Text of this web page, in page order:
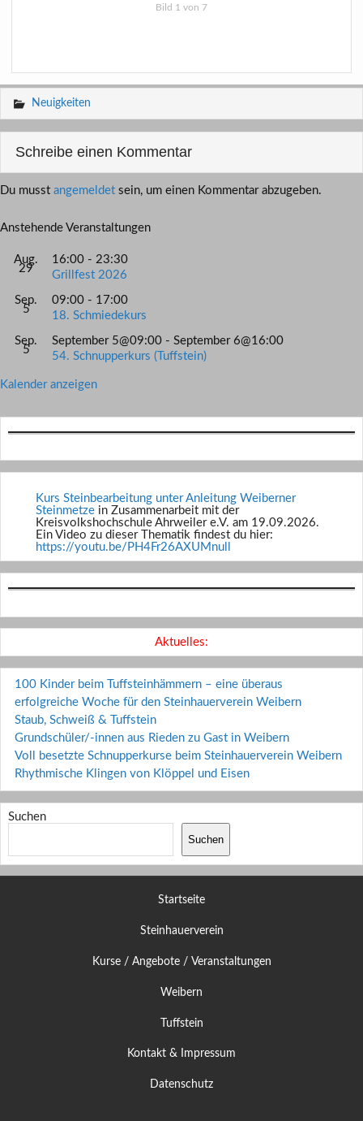
Bild 1 von 7
Neuigkeiten
Schreibe einen Kommentar
Du musst angemeldet sein, um einen Kommentar abzugeben.
Anstehende Veranstaltungen
Aug.
29
16:00 - 23:30
Grillfest 2026
Sep.
5
09:00 - 17:00
18. Schmiedekurs
Sep.
5
September 5@09:00 - September 6@16:00
54. Schnupperkurs (Tuffstein)
Kalender anzeigen
Kurs Steinbearbeitung unter Anleitung Weiberner
Steinmetze in Zusammenarbeit mit der
Kreisvolkshochschule Ahrweiler e.V. am 19.09.2026.
Ein Video zu dieser Thematik findest du hier:
https://youtu.be/PH4Fr26AXUMnull
Aktuelles:
100 Kinder beim Tuffsteinhämmern – eine überaus
erfolgreiche Woche für den Steinhauerverein Weibern
Staub, Schweiß & Tuffstein
Grundschüler/-innen aus Rieden zu Gast in Weibern
Voll besetzte Schnupperkurse beim Steinhauerverein Weibern
Rhythmische Klingen von Klöppel und Eisen
Suchen
Suchen
Startseite
Steinhauerverein
Kurse / Angebote / Veranstaltungen
Weibern
Tuffstein
Kontakt & Impressum
Datenschutz